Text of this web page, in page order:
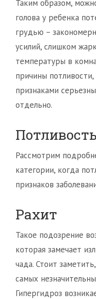
Таким образом,
голова у ребенка
грудью –
усилий, слишком
температуры в
причины
признаками
отдельно.
Рассмотрим
категории, когда
признаков
Рахит
Такое подозрение
которая замечает
чада. Стоит
самых
Гипергидроз